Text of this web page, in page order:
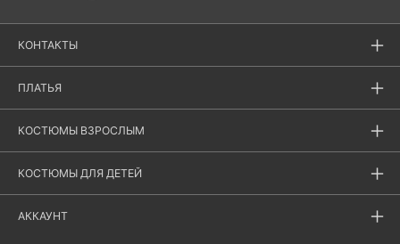
КОНТАКТЫ
ПЛАТЬЯ
КОСТЮМЫ ВЗРОСЛЫМ
КОСТЮМЫ ДЛЯ ДЕТЕЙ
АККАУНТ